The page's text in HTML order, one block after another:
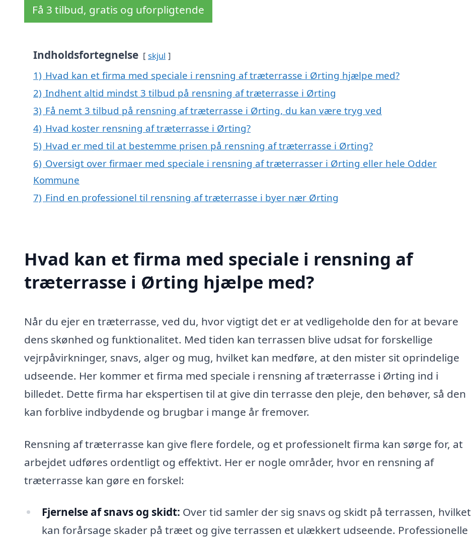
Få 3 tilbud, gratis og uforpligtende
Indholdsfortegnelse skjul
1) Hvad kan et firma med speciale i rensning af træterrasse i Ørting hjælpe med?
2) Indhent altid mindst 3 tilbud på rensning af træterrasse i Ørting
3) Få nemt 3 tilbud på rensning af træterrasse i Ørting, du kan være tryg ved
4) Hvad koster rensning af træterrasse i Ørting?
5) Hvad er med til at bestemme prisen på rensning af træterrasse i Ørting?
6) Oversigt over firmaer med speciale i rensning af træterrasser i Ørting eller hele Odder
Kommune
7) Find en professionel til rensning af træterrasse i byer nær Ørting
Hvad kan et firma med speciale i rensning af
træterrasse i Ørting hjælpe med?
Når du ejer en træterrasse, ved du, hvor vigtigt det er at vedligeholde den for at bevare
dens skønhed og funktionalitet. Med tiden kan terrassen blive udsat for forskellige
vejrpåvirkninger, snavs, alger og mug, hvilket kan medføre, at den mister sit oprindelige
udseende. Her kommer et firma med speciale i rensning af træterrasse i Ørting ind i
billedet. Dette firma har ekspertisen til at give din terrasse den pleje, den behøver, så den
kan forblive indbydende og brugbar i mange år fremover.
Rensning af træterrasse kan give flere fordele, og et professionelt firma kan sørge for, at
arbejdet udføres ordentligt og effektivt. Her er nogle områder, hvor en rensning af
træterrasse kan gøre en forskel:
Fjernelse af snavs og skidt: Over tid samler der sig snavs og skidt på terrassen, hvilket
kan forårsage skader på træet og give terrassen et ulækkert udseende. Professionelle